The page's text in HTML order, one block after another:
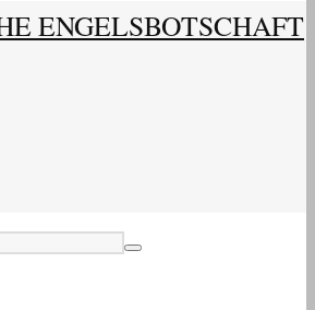
ENGELSBOTSCHAFT